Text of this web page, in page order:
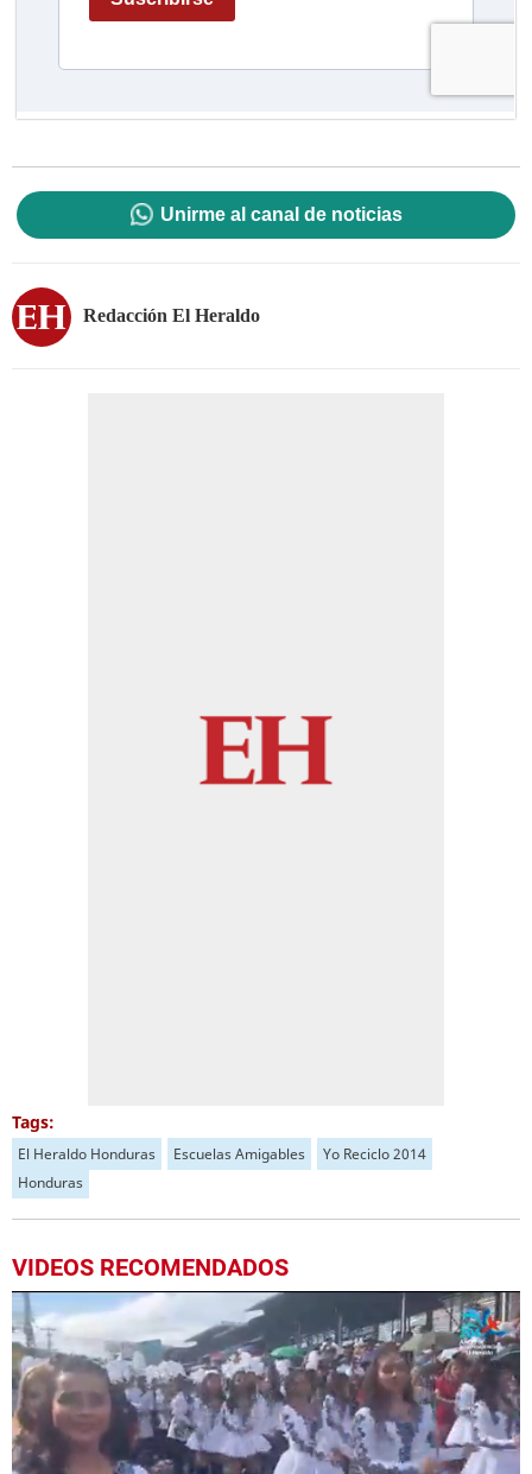
Unirme al canal de noticias
Redacción El Heraldo
Tags:
El Heraldo Honduras Escuelas Amigables
Yo Reciclo 2014
Honduras
VIDEOS RECOMENDADOS